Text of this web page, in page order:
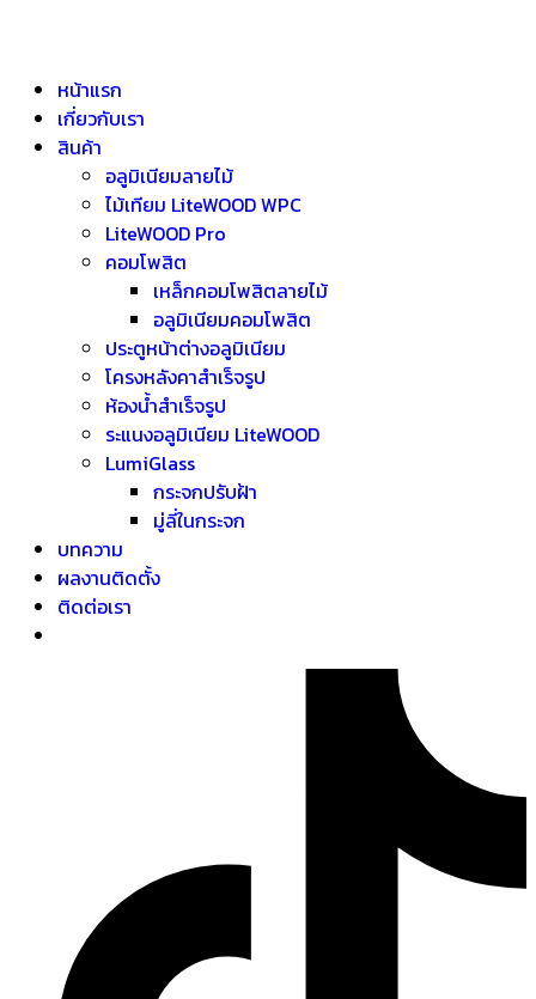
หน้าแรก
เกี่ยวกับเรา
สินค้า
อลูมิเนียมลายไม้
ไม้เทียม LiteWOOD WPC
LiteWOOD Pro
คอมโพสิต
เหล็กคอมโพสิตลายไม้
อลูมิเนียมคอมโพสิต
ประตูหน้าต่างอลูมิเนียม
โครงหลังคาสำเร็จรูป
ห้องน้ำสำเร็จรูป
ระแนงอลูมิเนียม LiteWOOD
LumiGlass
กระจกปรับฝ้า
มู่ลี่ในกระจก
บทความ
ผลงานติดตั้ง
ติดต่อเรา